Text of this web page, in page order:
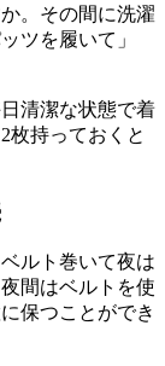
。その間に洗濯
ツを履いて」
清潔な状態で着
枚持っておくと
ルト巻いて夜は
間はベルトを使
保つことができ